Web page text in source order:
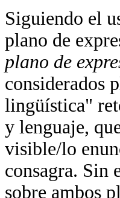
Siguiendo el
plano de
plano de
considerados
lingüística"
y lenguaje,
visible/lo
consagra. Sin
sobre ambos